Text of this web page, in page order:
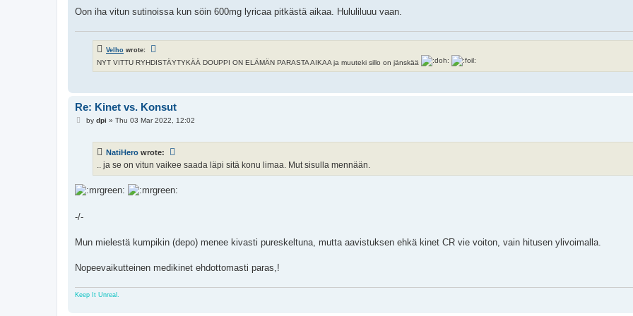
Oon iha vitun sutinoissa kun söin 600mg lyricaa pitkästä aikaa. Hululiluuu vaan.
Velho wrote:
NYT VITTU RYHDISTÄYTYKÄÄ DOUPPI ON ELÄMÄN PARASTA AIKAA ja muuteki sillo on jänskää
Re: Kinet vs. Konsut
Pby dpi » Thu 03 Mar 2022, 12:02
NatiHero wrote:
.. ja se on vitun vaikee saada läpi sitä konu limaa. Mut sisulla mennään.
-/-
Mun mielestä kumpikin (depo) menee kivasti pureskeltuna, mutta aavistuksen ehkä kinet CR vie voiton, vain hitusen ylivoimalla.
Nopeevaikutteinen medikinet ehdottomasti paras,!
Keep It Unreal.